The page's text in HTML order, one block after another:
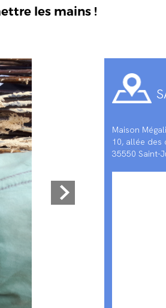
les mains !
Maison
10, allée des
35550 Saint-